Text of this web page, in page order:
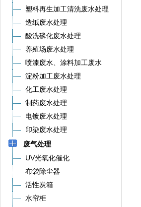
塑料再生加工清洗废水处理
造纸废水处理
酸洗磷化废水处理
养殖场废水处理
喷漆废水、涂料加工废水
淀粉加工废水处理
化工废水处理
制药废水处理
电镀废水处理
印染废水处理
废气处理
UV光氧化催化
布袋除尘器
活性炭箱
水帘柜